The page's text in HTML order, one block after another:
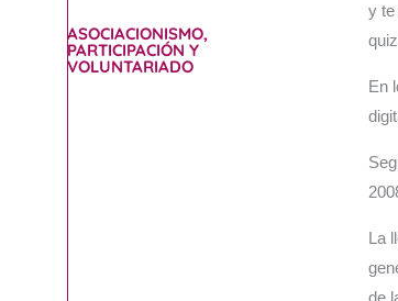
ASOCIACIONISMO,
PARTICIPACIÓN Y
VOLUNTARIADO
y te
En
La